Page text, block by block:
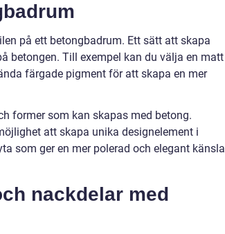
på ett betongbadrum. Ett sätt att skapa
betongen. Till exempel kan du välja en matt
färgade pigment för att skapa en mer
former som kan skapas med betong.
att skapa unika designelement i
som ger en mer polerad och elegant känsla
nackdelar med